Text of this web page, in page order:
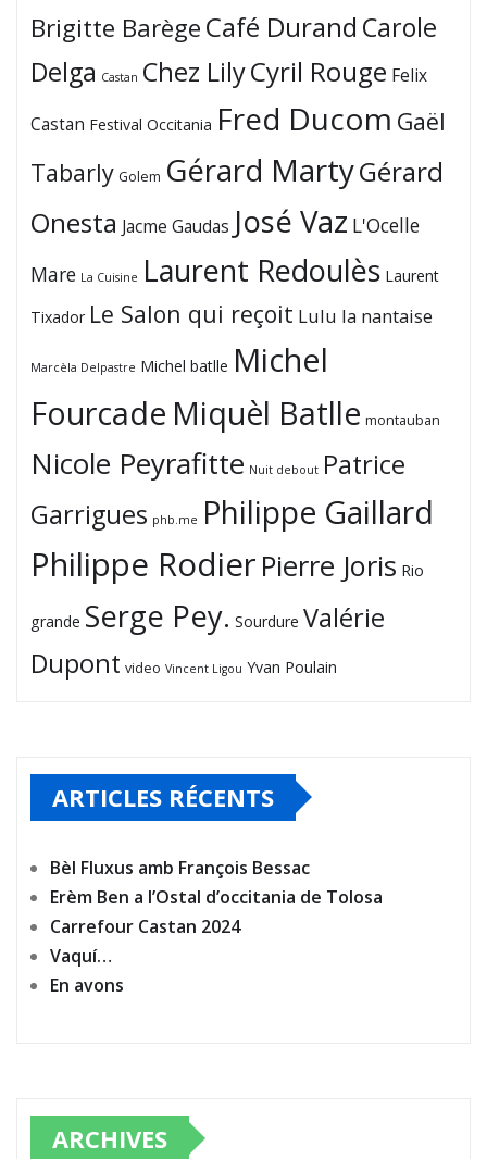
Brigitte BarègeCafé Durand Carole
Delga Castan Chez LilyCyril Rouge Felix
Castan Festival Occitania Fred Ducom Gaël
Tabarly Golem Gérard MartyGérard
Onesta Jacme Gaudas José Vaz L'Ocelle
Mare La Cuisine Laurent Redoulès Laurent
Tixador Le Salon qui reçoit Lulu la nantaise
Marcèla Delpastre Michel batlle Michel
Fourcade Miquèl Batlle montauban
Nicole Peyrafitte Nuit debout Patrice
Garrigues phb.me Philippe Gaillard
Philippe Rodier Pierre Joris Rio
grande Serge Pey. Sourdure Valérie
Dupont video Vincent Ligou Yvan Poulain
ARTICLES RÉCENTS
Bèl Fluxus amb François Bessac
Erèm Ben a l’Ostal d’occitania de Tolosa
Carrefour Castan 2024
Vaquí…
En avons
ARCHIVES